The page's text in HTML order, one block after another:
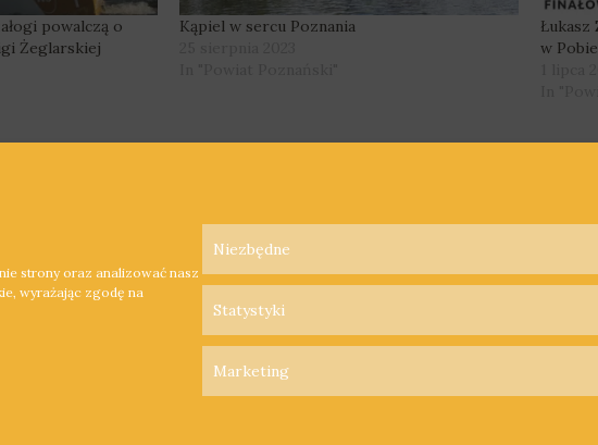
strony oraz analizować nasz
wyrażając zgodę na
Niezbędne
Statystyki
Marketing
powalczą o
Żeglarskiej
Kąpiel w sercu Poznania
Łukasz
w